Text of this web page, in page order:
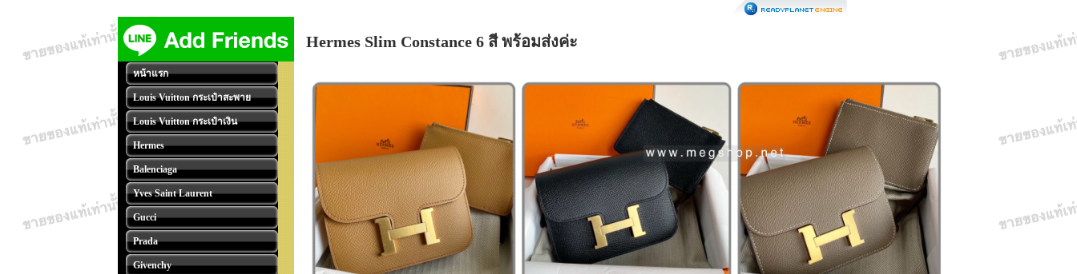
หน้าแรก
Louis Vuitton กระเป๋าสะพาย
Louis Vuitton กระเป๋าเงิน
Hermes
Balenciaga
Yves Saint Laurent
Gucci
Prada
Givenchy
Hermes Slim Constance 6 สี พร้อมส่งค่ะ